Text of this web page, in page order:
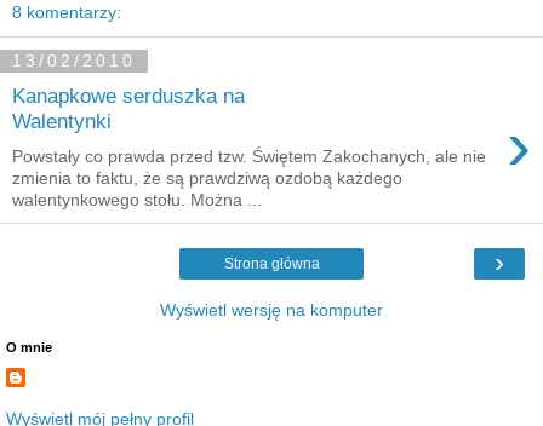
8 komentarzy:
13/02/2010
Kanapkowe serduszka na
Walentynki
›
Powstały co prawda przed tzw. Świętem Zakochanych, ale nie
zmienia to faktu, że są prawdziwą ozdobą każdego
walentynkowego stołu. Można ...
›
Strona główna
Wyświetl wersję na komputer
O mnie
Wyświetl mój pełny profil